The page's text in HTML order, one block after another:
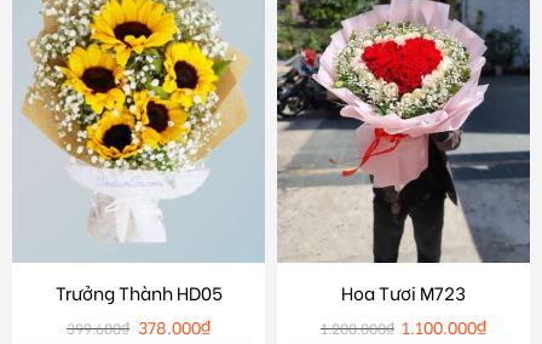
Trưởng Thành HD05
399.600₫ 378.000₫
Hoa Tươi M723
1.200.000₫ 1.100.000₫